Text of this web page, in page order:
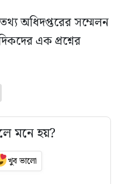
অধিদপ্তরের সম্মেলন
এক প্রশ্নের
মনে হয়?
খুব ভালো